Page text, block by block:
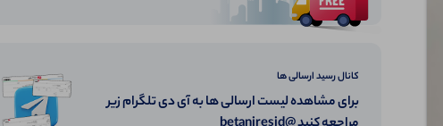
کانال رسید ارسالی ها
برای مشاهده لیست ارسالی ها به آی دی تلگرام زیر